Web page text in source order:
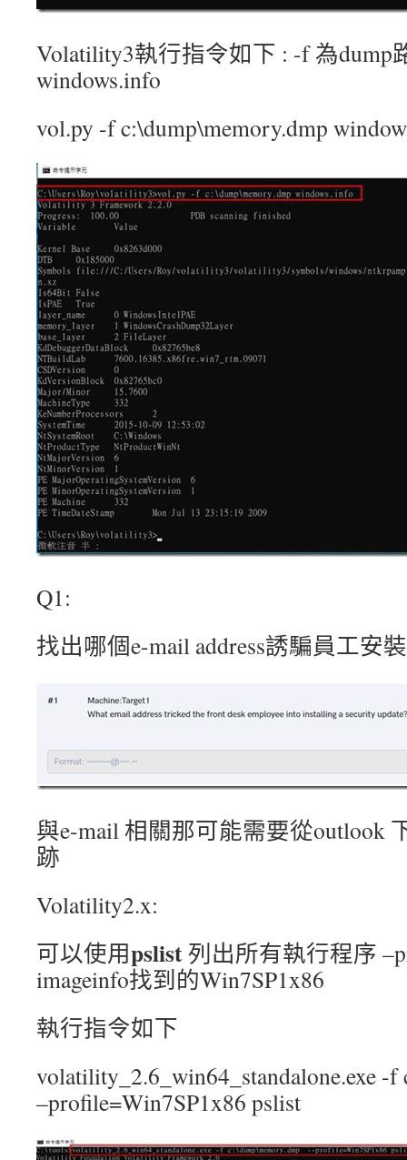
Volatility3執行指令如下 : -f 為dump
windows.info
vol.py -f c:\dump\memory.dmp
Q1:
找出哪個e-mail address誘騙員工安
與e-mail 相關那可能需要從outlook
跡
Volatility2.x:
可以使用pslist列出所有執行程序
imageinfo找到的Win7SP1x86
執行指令如下
volatility_2.6_win64_standalone.exe -
–profile=Win7SP1x86 pslist